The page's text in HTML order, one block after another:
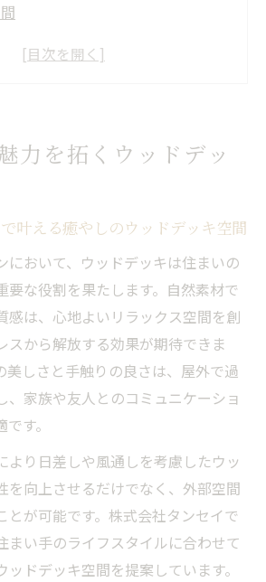
事務所が考える外部空間の設計ポ
ザインの基本とウッドデッキ活
高める外部空間デザインの工夫と
と考える快適な外部空間づくり
の快適性を追求するデザイン事務
キ空間のデザイン事務所流プラ
を活かす専門事務所のアプローチ
務所が重視する外部空間のバラ
ン事務所が考える機能性と美し
力を拓くウッドデッ
叶える癒やしのウッドデッキ空間
において、ウッドデッキは住まいの
要な役割を果たします。自然素材で
感は、心地よいリラックス空間を創
スから解放する効果が期待できま
美しさと手触りの良さは、屋外で過
、家族や友人とのコミュニケーショ
す。
より日差しや風通しを考慮したウッ
を向上させるだけでなく、外部空間
とが可能です。株式会社タンセイで
まい手のライフスタイルに合わせて
ドデッキ空間を提案しています。